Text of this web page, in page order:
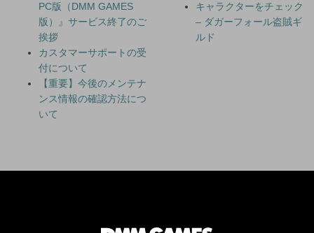
PC版（DMM GAMES
版）』サービス終了のご
挨拶
カスタマーサポートの受
付について
【重要】今後のメンテナ
ンス情報の確認方法につ
いて
キャラクターをチェック
– ダガーフォール盗賊ギ
ルド